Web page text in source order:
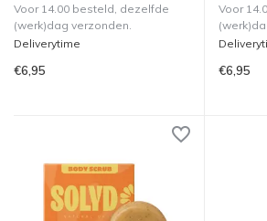
Voor 14.00 besteld, dezelfde
(werk)dag verzonden.
Deliverytime
€6,95
Voor
€6,95